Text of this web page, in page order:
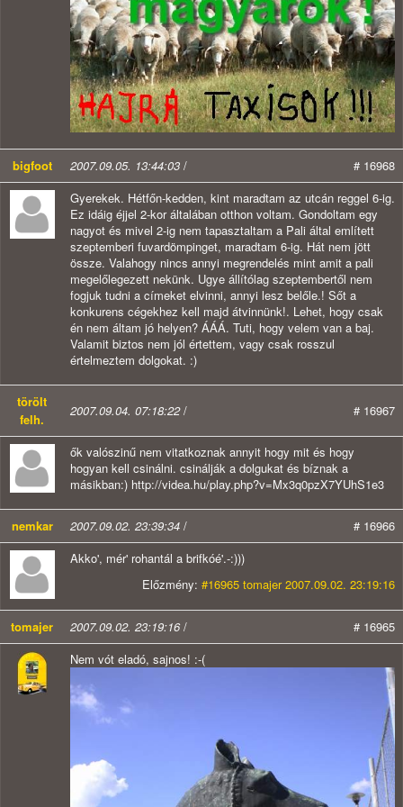
bigfoot 2007.09.05. 13:44:03 /
# 16968
Gyerekek. Hétfőn-kedden, kint maradtam az utcán reggel 6-ig.
Ez idáig éjjel 2-kor általában otthon voltam. Gondoltam egy
nagyot és mivel 2-ig nem tapasztaltam a Pali által említett
szeptemberi fuvardömpinget, maradtam 6-ig. Hát nem jött
össze. Valahogy nincs annyi megrendelés mint amit a pali
megelőlegezett nekünk. Ugye állítólag szeptembertől nem
fogjuk tudni a címeket elvinni, annyi lesz belőle.! Sőt a
konkurens cégekhez kell majd átvinnünk!. Lehet, hogy csak
én nem áltam jó helyen? ÁÁÁ. Tuti, hogy velem van a baj.
Valamit biztos nem jól értettem, vagy csak rosszul
értelmeztem dolgokat. :)
törölt
felh.
2007.09.04. 07:18:22/ # 16967
ők valószinű nem vitatkoznak annyit hogy mit és hogy
hogyan kell csinálni. csinálják a dolgukat és bíznak a
másikban:) http://videa.hu/play.php?v=Mx3q0pzX7YUhS1e3
nemkar 2007.09.02. 23:39:34 /
# 16966
Akko', mér' rohantál a brifkóé'.-:)))
Előzmény: #16965 tomajer 2007.09.02. 23:19:16
tomajer 2007.09.02. 23:19:16/
# 16965
Nem vót eladó, sajnos! :-(